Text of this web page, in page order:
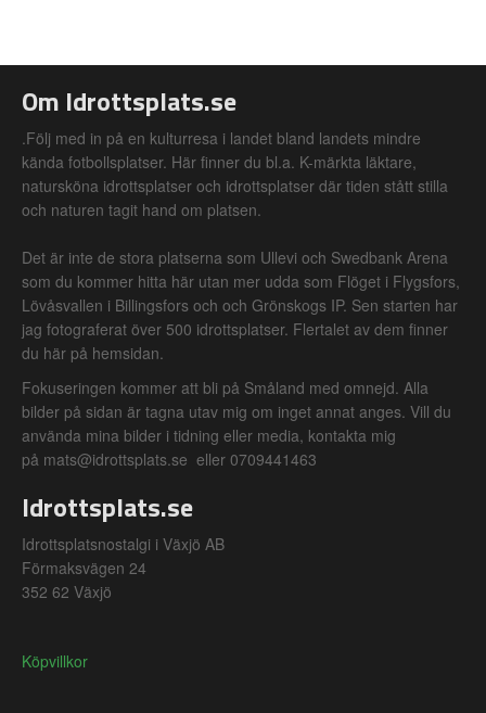
Om Idrottsplats.se
.Följ med in på en kulturresa i landet bland landets mindre
kända fotbollsplatser. Här finner du bl.a. K-märkta läktare,
natursköna idrottsplatser och idrottsplatser där tiden stått stilla
och naturen tagit hand om platsen.
Det är inte de stora platserna som Ullevi och Swedbank Arena
som du kommer hitta här utan mer udda som Flöget i Flygsfors,
Lövåsvallen i Billingsfors och och Grönskogs IP. Sen starten har
jag fotograferat över 500 idrottsplatser. Flertalet av dem finner
du här på hemsidan.
Fokuseringen kommer att bli på Småland med omnejd. Alla
bilder på sidan är tagna utav mig om inget annat anges. Vill du
använda mina bilder i tidning eller media, kontakta mig
på mats@idrottsplats.se eller 0709441463
Idrottsplats.se
Idrottsplatsnostalgi i Växjö AB
Förmaksvägen 24
352 62 Växjö
Köpvillkor